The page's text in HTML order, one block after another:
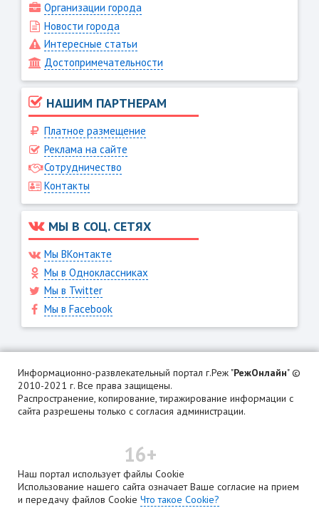
Организации города
Новости города
Интересные статьи
Достопримечательности
НАШИМ ПАРТНЕРАМ
Платное размещение
Реклама на сайте
Сотрудничество
Контакты
МЫ В СОЦ. СЕТЯХ
Мы ВКонтакте
Мы в Одноклассниках
Мы в Twitter
Мы в Facebook
Информационно-развлекательный портал г.Реж "РежОнлайн" ©
2010-2021 г. Все права защищены.
Распространение, копирование, тиражирование информации с
сайта разрешены только с согласия администрации.
16+
Наш портал использует файлы Cookie
Использование нашего сайта означает Ваше согласие на прием
и передачу файлов Cookie Что такое Cookie?